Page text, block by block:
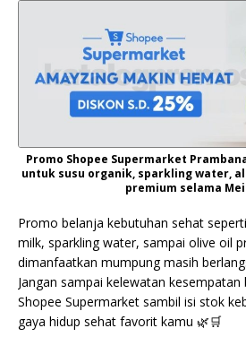
Promo Shopee Supermarket
untuk susu organik, sparkling water,
premium selama Mei
Promo belanja kebutuhan sehat
milk, sparkling water, sampai olive oil
dimanfaatkan mumpung masih
Jangan sampai kelewatan
Shopee Supermarket sambil isi stok
gaya hidup sehat favorit kamu 🌿🛒